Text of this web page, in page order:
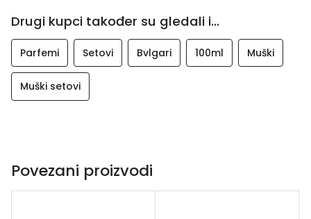
Drugi kupci također su gledali i...
Parfemi Setovi Bvlgari 100ml Muški
Muški setovi
Povezani proizvodi